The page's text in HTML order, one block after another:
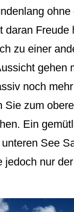
ohne
daran Freude
zu einer
gehen
noch
Sie zum
Ein
See
jedoch nur